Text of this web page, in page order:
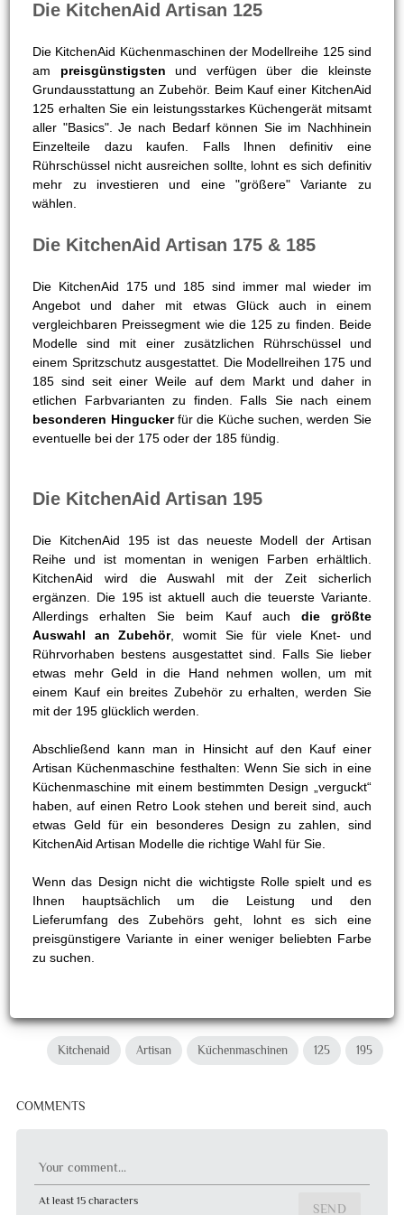
Die KitchenAid Artisan 125
Die KitchenAid Küchenmaschinen der Modellreihe 125 sind
am preisgünstigsten und verfügen über die kleinste
Grundausstattung an Zubehör. Beim Kauf einer KitchenAid
125 erhalten Sie ein leistungsstarkes Küchengerät mitsamt
aller "Basics". Je nach Bedarf können Sie im Nachhinein
Einzelteile dazu kaufen. Falls Ihnen definitiv eine
Rührschüssel nicht ausreichen sollte, lohnt es sich definitiv
mehr zu investieren und eine "größere" Variante zu
wählen.
Die KitchenAid Artisan 175 & 185
Die KitchenAid 175 und 185 sind immer mal wieder im
Angebot und daher mit etwas Glück auch in einem
vergleichbaren Preissegment wie die 125 zu finden. Beide
Modelle sind mit einer zusätzlichen Rührschüssel und
einem Spritzschutz ausgestattet. Die Modellreihen 175 und
185 sind seit einer Weile auf dem Markt und daher in
etlichen Farbvarianten zu finden. Falls Sie nach einem
besonderen Hinguckerfür die Küche suchen, werden Sie
eventuelle bei der 175 oder der 185 fündig.
Die KitchenAid Artisan 195
Die KitchenAid 195 ist das neueste Modell der Artisan
Reihe und ist momentan in wenigen Farben erhältlich.
KitchenAid wird die Auswahl mit der Zeit sicherlich
ergänzen. Die 195 ist aktuell auch die teuerste Variante.
Allerdings erhalten Sie beim Kauf auch die größte
Auswahl an Zubehör, womit Sie für viele Knet- und
Rührvorhaben bestens ausgestattet sind. Falls Sie lieber
etwas mehr Geld in die Hand nehmen wollen, um mit
einem Kauf ein breites Zubehör zu erhalten, werden Sie
mit der 195 glücklich werden.
Abschließend kann man in Hinsicht auf den Kauf einer
Artisan Küchenmaschine festhalten: Wenn Sie sich in eine
Küchenmaschine mit einem bestimmten Design „verguckt“
haben, auf einen Retro Look stehen und bereit sind, auch
etwas Geld für ein besonderes Design zu zahlen, sind
KitchenAid Artisan Modelle die richtige Wahl für Sie.
Wenn das Design nicht die wichtigste Rolle spielt und es
Ihnen hauptsächlich um die Leistung und den
Lieferumfang des Zubehörs geht, lohnt es sich eine
preisgünstigere Variante in einer weniger beliebten Farbe
zu suchen.
Kitchenaid Artisan Küchenmaschinen 125 195
COMMENTS
Your comment...
At least 15 characters
SEND